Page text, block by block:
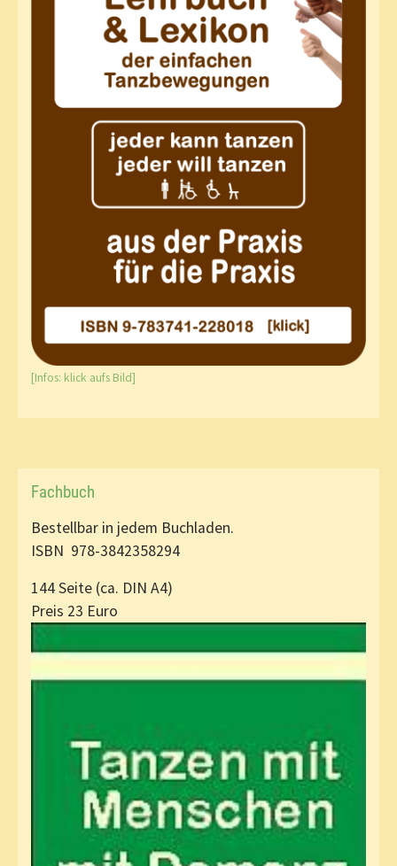
[Infos: klick aufs Bild]
Fachbuch
Bestellbar in jedem Buchladen.
ISBN 978-3842358294
144 Seite (ca. DIN A4)
Preis 23 Euro